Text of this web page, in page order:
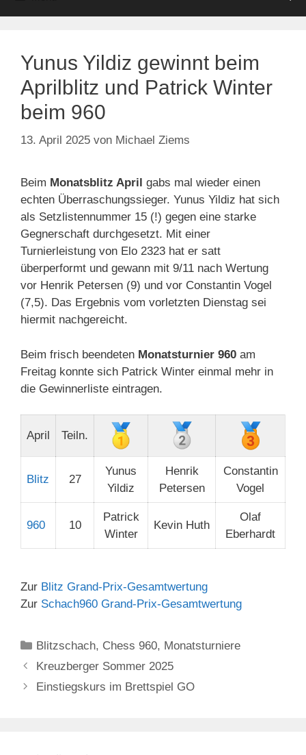
Yunus Yildiz gewinnt beim
Aprilblitz und Patrick Winter
beim 960
13. April 2025 von Michael Ziems
Beim Monatsblitz April gabs mal wieder einen
echten Überraschungssieger. Yunus Yildiz hat sich
als Setzlistennummer 15 (!) gegen eine starke
Gegnerschaft durchgesetzt. Mit einer
Turnierleistung von Elo 2323 hat er satt
überperformt und gewann mit 9/11 nach Wertung
vor Henrik Petersen (9) und vor Constantin Vogel
(7,5). Das Ergebnis vom vorletzten Dienstag sei
hiermit nachgereicht.
Beim frisch beendeten Monatsturnier 960 am
Freitag konnte sich Patrick Winter einmal mehr in
die Gewinnerliste eintragen.
April Teiln.
Blitz 27
Yunus
Yildiz
Henrik
Petersen
Constantin
Vogel
960 10
Patrick
Winter
Kevin Huth
Olaf
Eberhardt
Zur Blitz Grand-Prix-Gesamtwertung
Zur Schach960 Grand-Prix-Gesamtwertung
Kategorien
Blitzschach, Chess 960, Monatsturniere
Kreuzberger Sommer 2025
Einstiegskurs im Brettspiel GO